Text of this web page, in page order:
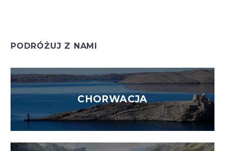
PODRÓŻUJ Z NAMI
CHORWACJA